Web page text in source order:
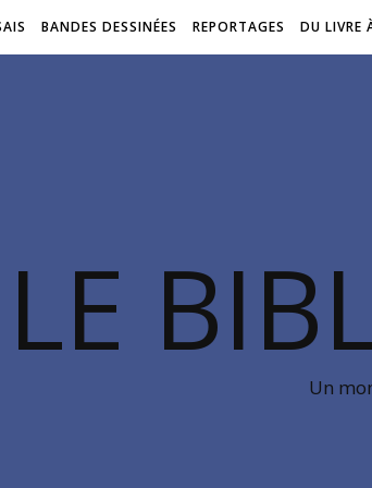
BANDES DESSINÉES REPORTAGES DU LIVRE
LE
Un